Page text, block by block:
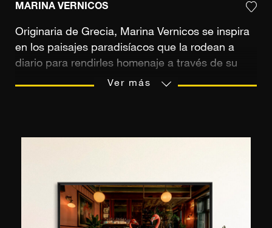
MARINA VERNICOS
Originaria de Grecia, Marina Vernicos se inspira
en los paisajes paradisíacos que la rodean a
diario para rendirles homenaje a través de su
trabajo fotográfico. Nacida en Atenas, siente una
Universidad de Harvard. A partir de 2001 expuso
sus imágenes a nivel internacional y comenzó a
colaborar para las marcas Mercedes, Perrier,
Ver más